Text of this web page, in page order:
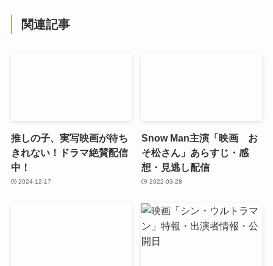
関連記事
推しの子、実写映画が待ち
きれない！ドラマ絶賛配信
中！
2024-12-17
Snow Man主演「映画 お
そ松さん」あらすじ・感
想・見逃し配信
2022-03-28